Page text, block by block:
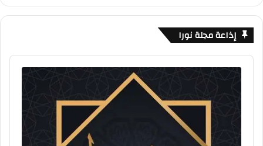
إذاعة مجلة نورا
Audio
Player